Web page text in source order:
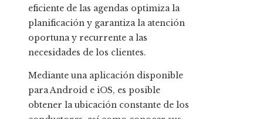
eficiente de las agendas optimiza la
planificación y garantiza la atención
oportuna y recurrente a las
necesidades de los clientes.
Mediante una aplicación disponible
para Android e iOS, es posible
obtener la ubicación constante de los